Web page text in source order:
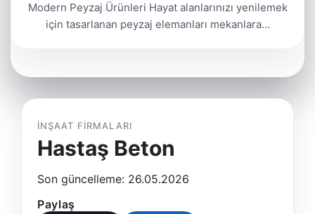
Modern Peyzaj Ürünleri Hayat alanlarınızı yenilemek
için tasarlanan peyzaj elemanları mekanlara…
İNŞAAT FIRMALARI
Hastaş Beton
Son güncelleme: 26.05.2026
Paylaş